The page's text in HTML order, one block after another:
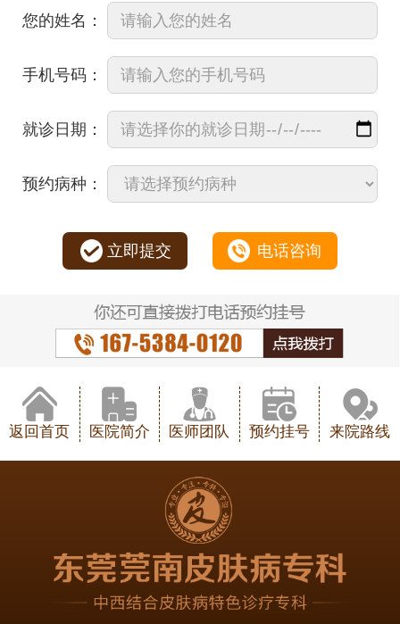
您的姓名：
手机号码：
就诊日期：
预约病种：
立即提交 电话咨询
返回首页 医院简介 医师团队 预约挂号 来院路线